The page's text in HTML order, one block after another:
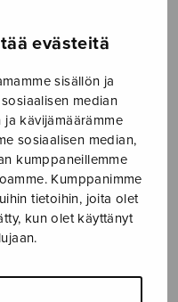
evästeitä
sisällön ja
median
kävijämäärämme
sosiaalisen median,
kumppaneillemme
Kumppanimme
tietoihin, joita olet
kun olet käyttänyt